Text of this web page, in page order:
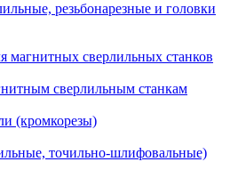
резьбонарезные и головки
магнитных сверлильных станков
сверлильным станкам
(кромкорезы)
точильно-шлифовальные)